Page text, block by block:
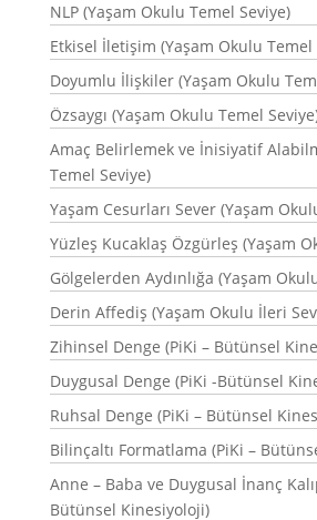
NLP (Yaşam Okulu Temel Seviye)
Etkisel İletişim (Yaşam Okulu Temel
Doyumlu İlişkiler (Yaşam Okulu
Özsaygı (Yaşam Okulu Temel
Amaç Belirlemek ve İnisiyatif
Temel Seviye)
Yaşam Cesurları Sever (Yaşam
Yüzleş Kucaklaş Özgürleş (Yaşam
Gölgelerden Aydınlığa (Yaşam
Derin Affediş (Yaşam Okulu İleri
Zihinsel Denge (PiKi – Bütünsel
Duygusal Denge (PiKi -Bütünsel
Ruhsal Denge (PiKi – Bütünsel
Bilinçaltı Formatlama (PiKi –
Anne – Baba ve Duygusal İnanç
Bütünsel Kinesiyoloji)